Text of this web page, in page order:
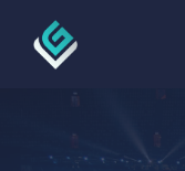
contenu